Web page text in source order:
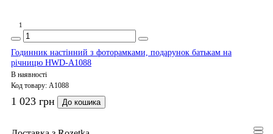
1
Годинник настінний з фоторамками, подарунок батькам на
річницю HWD-A1088
В наявності
Код товару: A1088
1 023 грн До кошика